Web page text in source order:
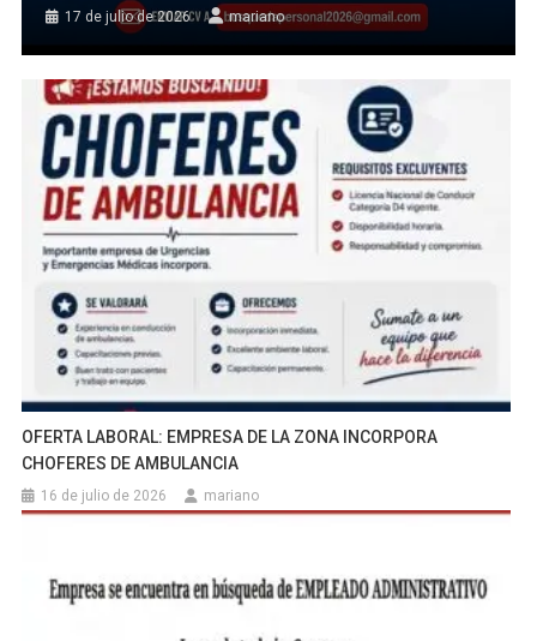
17 de julio de 2026 mariano
OFERTA LABORAL: EMPRESA DE LA ZONA INCORPORA
CHOFERES DE AMBULANCIA
16 de julio de 2026 mariano